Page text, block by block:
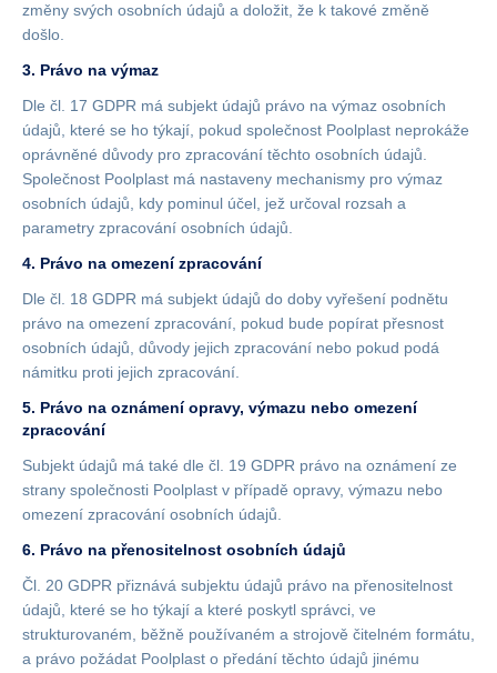
změny svých osobních údajů a doložit, že k takové změně
došlo.
3. Právo na výmaz
Dle čl. 17 GDPR má subjekt údajů právo na výmaz osobních
údajů, které se ho týkají, pokud společnost Poolplast neprokáže
oprávněné důvody pro zpracování těchto osobních údajů.
Společnost Poolplast má nastaveny mechanismy pro výmaz
osobních údajů, kdy pominul účel, jež určoval rozsah a
parametry zpracování osobních údajů.
4. Právo na omezení zpracování
Dle čl. 18 GDPR má subjekt údajů do doby vyřešení podnětu
právo na omezení zpracování, pokud bude popírat přesnost
osobních údajů, důvody jejich zpracování nebo pokud podá
námitku proti jejich zpracování.
5. Právo na oznámení opravy, výmazu nebo omezení
zpracování
Subjekt údajů má také dle čl. 19 GDPR právo na oznámení ze
strany společnosti Poolplast v případě opravy, výmazu nebo
omezení zpracování osobních údajů.
6. Právo na přenositelnost osobních údajů
Čl. 20 GDPR přiznává subjektu údajů právo na přenositelnost
údajů, které se ho týkají a které poskytl správci, ve
strukturovaném, běžně používaném a strojově čitelném formátu,
a právo požádat Poolplast o předání těchto údajů jinému